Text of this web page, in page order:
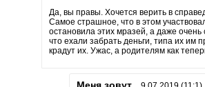
Да, вы правы. Хочется верить в
Самое страшное, что в этом
остановила этих мразей, а даже
что ехали забрать деньги, типа их им
крадут их. Ужас, а родителям как